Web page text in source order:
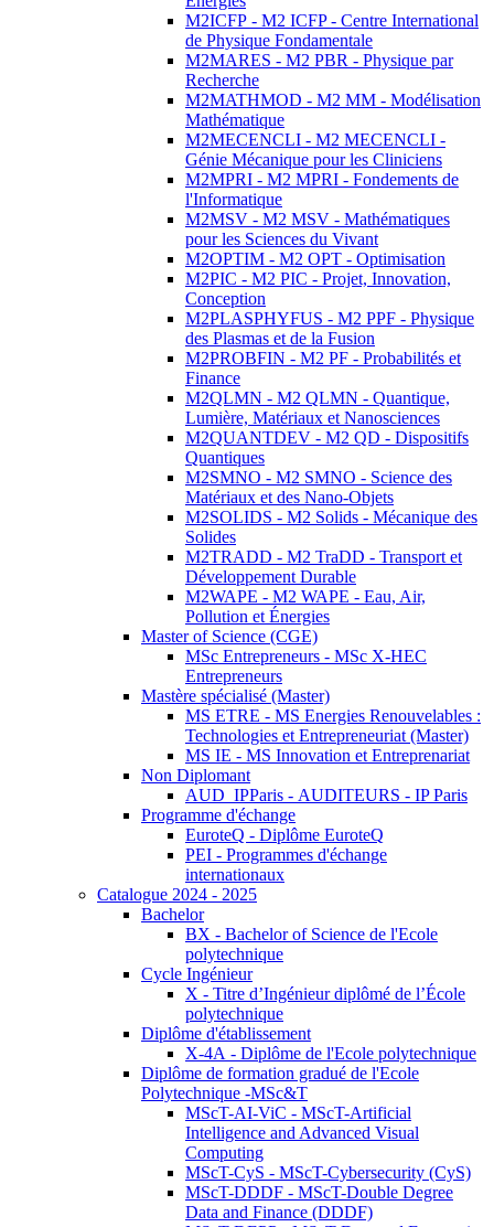
M2ICFP - M2 ICFP - Centre International
de Physique Fondamentale
M2MARES - M2 PBR - Physique par
Recherche
M2MATHMOD - M2 MM - Modélisation
Mathématique
M2MECENCLI - M2 MECENCLI -
Génie Mécanique pour les Cliniciens
M2MPRI - M2 MPRI - Fondements de
l'Informatique
M2MSV - M2 MSV - Mathématiques
pour les Sciences du Vivant
M2OPTIM - M2 OPT - Optimisation
M2PIC - M2 PIC - Projet, Innovation,
Conception
M2PLASPHYFUS - M2 PPF - Physique
des Plasmas et de la Fusion
M2PROBFIN - M2 PF - Probabilités et
Finance
M2QLMN - M2 QLMN - Quantique,
Lumière, Matériaux et Nanosciences
M2QUANTDEV - M2 QD - Dispositifs
Quantiques
M2SMNO - M2 SMNO - Science des
Matériaux et des Nano-Objets
M2SOLIDS - M2 Solids - Mécanique des
Solides
M2TRADD - M2 TraDD - Transport et
Développement Durable
M2WAPE - M2 WAPE - Eau, Air,
Pollution et Énergies
Master of Science (CGE)
MSc Entrepreneurs - MSc X-HEC
Entrepreneurs
Mastère spécialisé (Master)
MS ETRE - MS Energies Renouvelables :
Technologies et Entrepreneuriat (Master)
MS IE - MS Innovation et Entreprenariat
Non Diplomant
AUD_IPParis - AUDITEURS - IP Paris
Programme d'échange
EuroteQ - Diplôme EuroteQ
PEI - Programmes d'échange
internationaux
Catalogue 2024 - 2025
Bachelor
BX - Bachelor of Science de l'Ecole
polytechnique
Cycle Ingénieur
X - Titre d’Ingénieur diplômé de l’École
polytechnique
Diplôme d'établissement
X-4A - Diplôme de l'Ecole polytechnique
Diplôme de formation gradué de l'Ecole
Polytechnique -MSc&T
MScT-AI-ViC - MScT-Artificial
Intelligence and Advanced Visual
Computing
MScT-CyS - MScT-Cybersecurity (CyS)
MScT-DDDF - MScT-Double Degree
Data and Finance (DDDF)